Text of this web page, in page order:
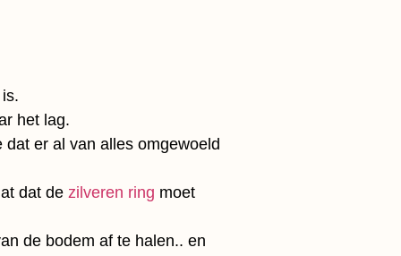
het lag.
er al van alles omgewoeld
dat de zilveren ring moet
de bodem af te halen.. en